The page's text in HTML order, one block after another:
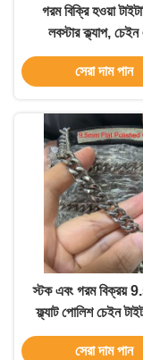
গরম বিক্রি হওয়া
লবস্টার ক্ল্যাপ, চেইন
টাইটানিয়াম
পুরুষদের নেকলেস
সেরা দাম পান
স্টক এবং গরম বিক্রয়
ফ্ল্যাট পোলিশ চেইন
আনুষাঙ্গিক
সেরা দাম পান